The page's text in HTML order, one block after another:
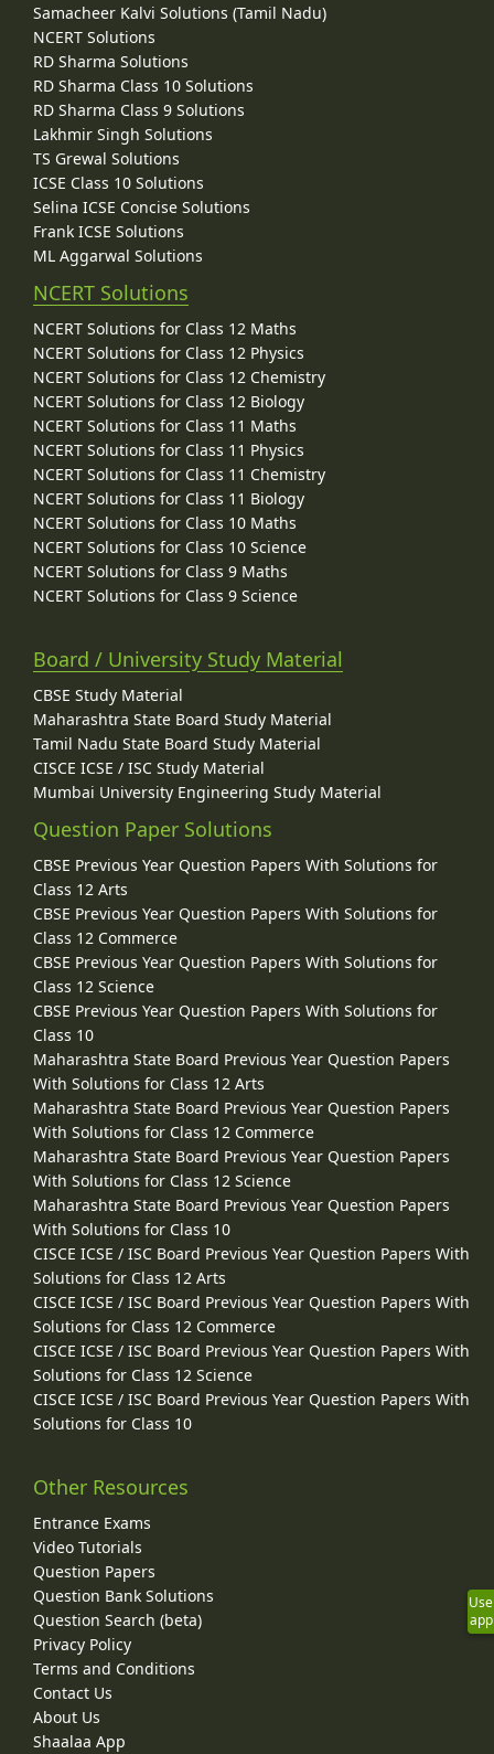
Samacheer Kalvi Solutions (Tamil Nadu)
NCERT Solutions
RD Sharma Solutions
RD Sharma Class 10 Solutions
RD Sharma Class 9 Solutions
Lakhmir Singh Solutions
TS Grewal Solutions
ICSE Class 10 Solutions
Selina ICSE Concise Solutions
Frank ICSE Solutions
ML Aggarwal Solutions
NCERT Solutions
NCERT Solutions for Class 12 Maths
NCERT Solutions for Class 12 Physics
NCERT Solutions for Class 12 Chemistry
NCERT Solutions for Class 12 Biology
NCERT Solutions for Class 11 Maths
NCERT Solutions for Class 11 Physics
NCERT Solutions for Class 11 Chemistry
NCERT Solutions for Class 11 Biology
NCERT Solutions for Class 10 Maths
NCERT Solutions for Class 10 Science
NCERT Solutions for Class 9 Maths
NCERT Solutions for Class 9 Science
Board / University Study Material
CBSE Study Material
Maharashtra State Board Study Material
Tamil Nadu State Board Study Material
CISCE ICSE / ISC Study Material
Mumbai University Engineering Study Material
Question Paper Solutions
CBSE Previous Year Question Papers With Solutions for
Class 12 Arts
CBSE Previous Year Question Papers With Solutions for
Class 12 Commerce
CBSE Previous Year Question Papers With Solutions for
Class 12 Science
CBSE Previous Year Question Papers With Solutions for
Class 10
Maharashtra State Board Previous Year Question Papers
With Solutions for Class 12 Arts
Maharashtra State Board Previous Year Question Papers
With Solutions for Class 12 Commerce
Maharashtra State Board Previous Year Question Papers
With Solutions for Class 12 Science
Maharashtra State Board Previous Year Question Papers
With Solutions for Class 10
CISCE ICSE / ISC Board Previous Year Question Papers With
Solutions for Class 12 Arts
CISCE ICSE / ISC Board Previous Year Question Papers With
Solutions for Class 12 Commerce
CISCE ICSE / ISC Board Previous Year Question Papers With
Solutions for Class 12 Science
CISCE ICSE / ISC Board Previous Year Question Papers With
Solutions for Class 10
Other Resources
Entrance Exams
Video Tutorials
Question Papers
Question Bank Solutions
Question Search (beta)
Privacy Policy
Terms and Conditions
Contact Us
About Us
Shaalaa App
Use
app